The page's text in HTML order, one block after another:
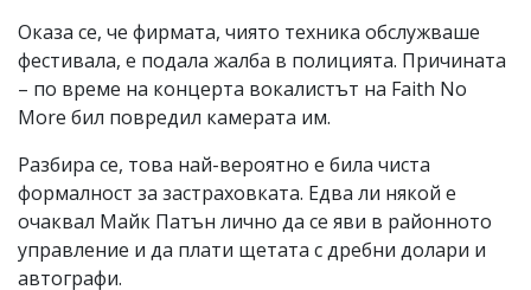
Оказа се, че фирмата, чиято техника обслужваше
фестивала, е подала жалба в полицията. Причината
– по време на концерта вокалистът на Faith No
More бил повредил камерата им.
Разбира се, това най-вероятно е била чиста
формалност за застраховката. Едва ли някой е
очаквал Майк Патън лично да се яви в районното
управление и да плати щетата с дребни долари и
автографи.